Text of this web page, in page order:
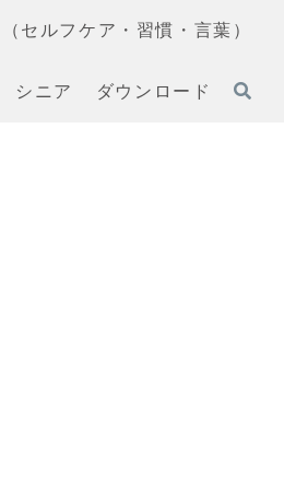
セルフケア・習慣・言葉）
シニア ダウンロード